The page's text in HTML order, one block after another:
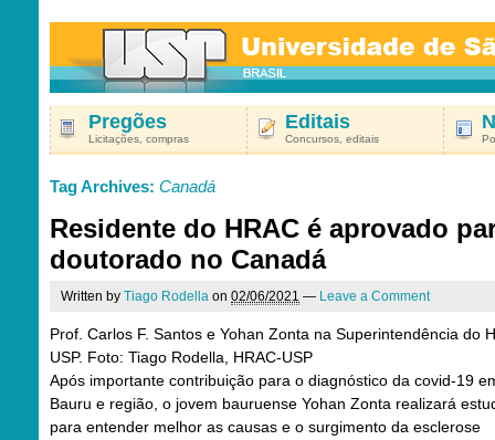
Pregões
Licitações, compras
Editais
Concursos, editais
Tag Archives: Canadá
Residente do HRAC é aprovado
doutorado no Canadá
Written by Tiago Rodella on 02/06/2021 — Leave a Comment
Prof. Carlos F. Santos e Yohan Zonta na Superintendência do
USP. Foto: Tiago Rodella, HRAC-USP
Após importante contribuição para o diagnóstico da covid-19
Bauru e região, o jovem bauruense Yohan Zonta realizará
para entender melhor as causas e o surgimento da esclerose